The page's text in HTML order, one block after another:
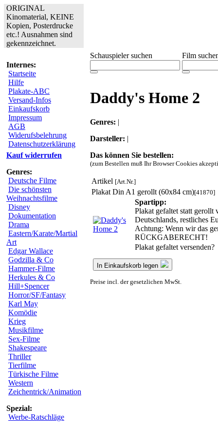
ORIGINAL
Kinomaterial, KEINE
Kopien, Posterdrucke
etc.! Ausnahmen sind
gekennzeichnet.
Internes:
Startseite
Hilfe
Plakate-ABC
Versand-Infos
Einkaufskorb
Impressum
AGB
Widerufsbelehrung
Datenschutzerklärung
Kauf widerrufen
Genres:
Deutsche Filme
Die schönsten
Weihnachtsfilme
Disney
Dokumentation
Drama
Eastern/Karate/Martial
Art
Edgar Wallace
Godzilla & Co
Hammer-Filme
Herkules & Co
Hill+Spencer
Horror/SF/Fantasy
Karl May
Komödie
Krieg
Musikfilme
Sex-Filme
Shakespeare
Thriller
Tierfilme
Türkische Filme
Western
Zeichentrick/Animation
Spezial:
Werbe-Ratschläge
Schauspieler suchen Film
Daddy's Home 2
Genres: |
Darsteller: |
Das können Sie bestellen:
(zum Bestellen muß Ihr Browser Cookies
Artikel [Art.Nr.]
Plakat Din A1 gerollt (60x84 cm)[41870]
Spartipp:
Plakat gefaltet statt gerollt
Deutschlands, restliches
Achtung: Wenn wir das
RÜCKGABERECHT!
Plakat gefaltet versenden?
In Einkaufskorb legen
Preise incl. der gesetzlichen MwSt.